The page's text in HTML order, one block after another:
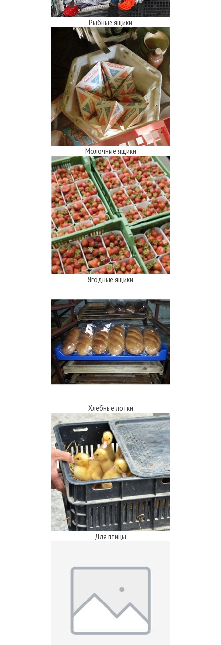
Рыбные ящики
Молочные ящики
Ягодные ящики
Хлебные лотки
Для птицы